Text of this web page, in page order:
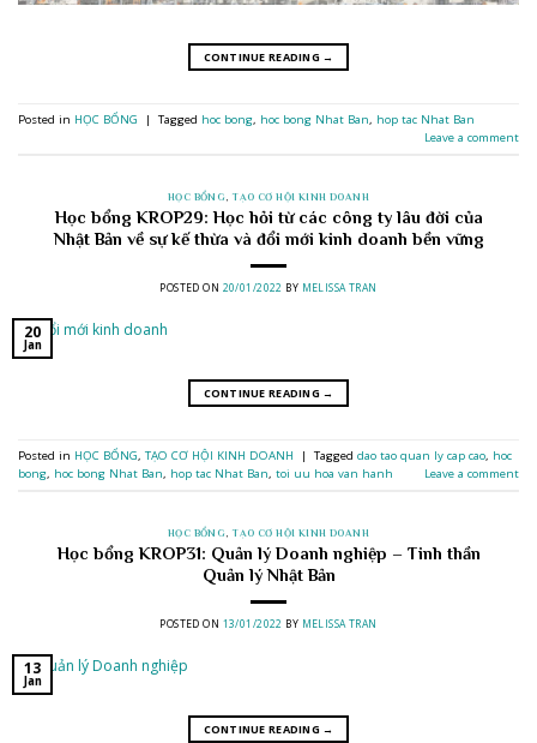
CONTINUE READING →
Posted in HỌC BỔNG | Tagged hoc bong, hoc bong Nhat Ban, hop tac Nhat Ban
Leave a comment
HỌC BỔNG TẠO CƠ HỘI KINH DOANH
Học bổng KROP29: Học hỏi từ các công ty lâu đời của
Nhật Bản về sự kế thừa và đổi mới kinh doanh bền vững
POSTED ON 20/01/2022 BY MELISSA TRAN
20
Jan
CONTINUE READING →
Posted in HỌC BỔNG, TẠO CƠ HỘI KINH DOANH | Tagged dao tao quan ly cap cao, hoc
bong, hoc bong Nhat Ban, hop tac Nhat Ban, toi uu hoa van hanh Leave a comment
HỌC BỔNG TẠO CƠ HỘI KINH DOANH
Học bổng KROP31: Quản lý Doanh nghiệp – Tinh thần
Quản lý Nhật Bản
POSTED ON 13/01/2022 BY MELISSA TRAN
13
Jan
CONTINUE READING →